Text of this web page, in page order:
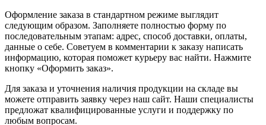
Оформление заказа в стандартном режиме выглядит
следующим образом. Заполняете полностью форму по
последовательным этапам: адрес, способ доставки, оплаты,
данные о себе. Советуем в комментарии к заказу написать
информацию, которая поможет курьеру вас найти. Нажмите
кнопку «Оформить заказ».
Для заказа и уточнения наличия продукции на складе вы
можете отправить заявку через наш сайт. Наши специалисты
предложат квалифицированные услуги и поддержку по
любым вопросам.